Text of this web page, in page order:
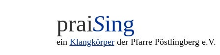
praiSing
ein Klangkörperder Pfarre Pöstlingberg e.V.